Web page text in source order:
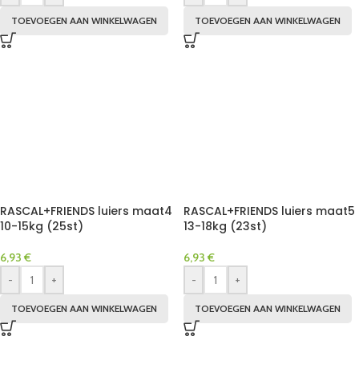
TOEVOEGEN AAN WINKELWAGEN TOEVOEGEN AAN WINKELWAGEN
RASCAL+FRIENDS luiers maat4
10-15kg (25st)
6,93 €
-
+
TOEVOEGEN AAN WINKELWAGEN
RASCAL+FRIENDS luiers maat5
13-18kg (23st)
6,93 €
-
+
TOEVOEGEN AAN WINKELWAGEN